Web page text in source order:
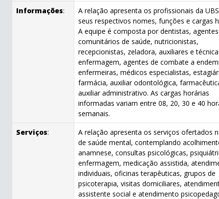
Informações:
A relação apresenta os profissionais da
seus respectivos nomes, funções e cargas
A equipe é composta por dentistas, agentes
comunitários de saúde, nutricionistas,
recepcionistas, zeladora, auxiliares e
enfermagem, agentes de combate a
enfermeiras, médicos especialistas,
farmácia, auxiliar odontológica,
auxiliar administrativo. As cargas horárias
informadas variam entre 08, 20, 30 e 40
semanais.
Serviços:
A relação apresenta os serviços ofertados
de saúde mental, contemplando
anamnese, consultas psicológicas,
enfermagem, medicação assistida,
individuais, oficinas terapêuticas, grupos de
psicoterapia, visitas domiciliares,
assistente social e atendimento